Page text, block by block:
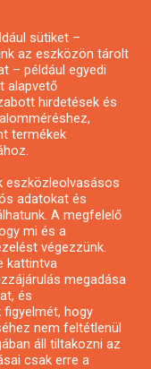
sütiket –
az eszközön tárolt
– például egyedi
alapvető
hirdetések és
termékek
eszközleolvasásos
adatokat és
A megfelelő
mi és a
végezzünk.
kattintva
megadása
és
figyelmét, hogy
nem feltétlenül
áll tiltakozni az
csak erre a